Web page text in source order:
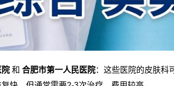
院 和 合肥市第一人民医院：这些医院的皮肤科